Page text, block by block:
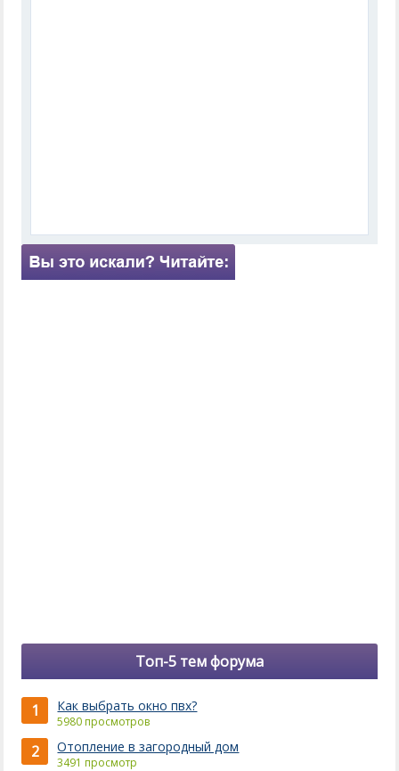
Топ-5 тем форума
1 Как выбрать окно пвх?
5980 просмотров
2 Отопление в загородный дом
3491 просмотр